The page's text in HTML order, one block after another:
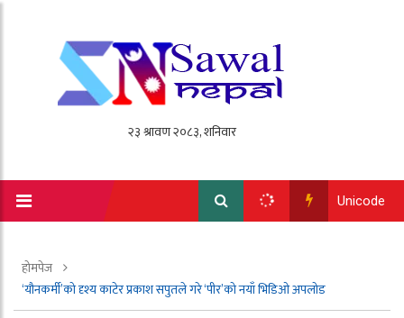
Unicode
होमपेज
‘यौनकर्मी’को दृश्य काटेर प्रकाश सपुतले गरे ‘पीर’को नयाँ भिडिओ अपलोड